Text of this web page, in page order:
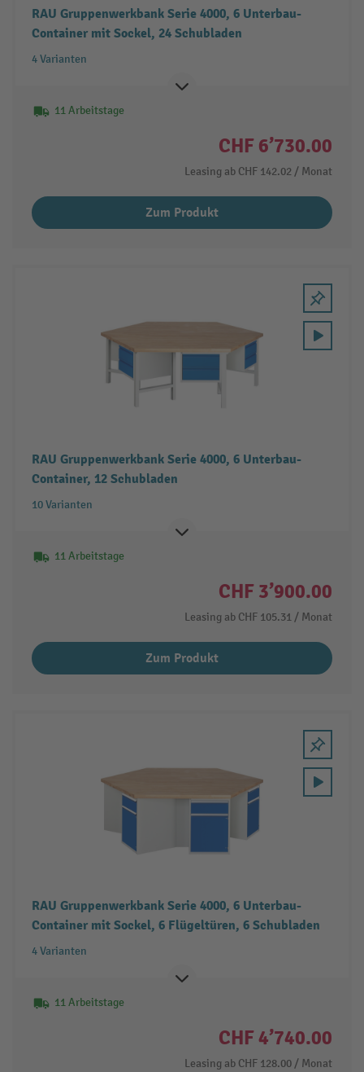
RAU Gruppenwerkbank Serie 4000, 6 Unterbau-
Container mit Sockel, 24 Schubladen
4 Varianten
11 Arbeitstage
CHF 6’730.00
Leasing ab CHF 142.02 / Monat
Zum Produkt
RAU Gruppenwerkbank Serie 4000, 6 Unterbau-
Container, 12 Schubladen
10 Varianten
11 Arbeitstage
CHF 3’900.00
Leasing ab CHF 105.31/ Monat
Zum Produkt
RAU Gruppenwerkbank Serie 4000, 6 Unterbau-
Container mit Sockel, 6 Flügeltüren, 6 Schubladen
4 Varianten
11 Arbeitstage
CHF 4’740.00
Leasing ab CHF 128.00 / Monat